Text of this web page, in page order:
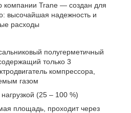
компании Trane — создан для
высочайшая надежность и
расходы
полугерметичный
только 3
компрессора,
газом
(25 – 100 %)
площадь, проходит через